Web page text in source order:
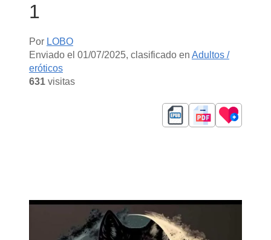
1
Por LOBO
Enviado el 01/07/2025, clasificado en Adultos /
eróticos
631visitas